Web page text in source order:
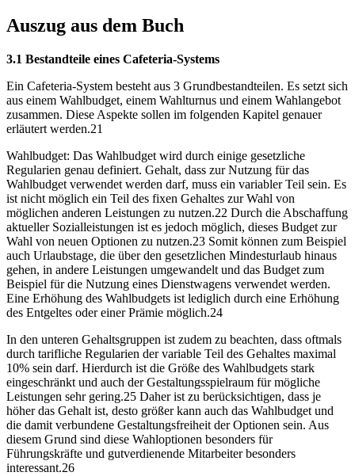
Auszug aus dem Buch
3.1 Bestandteile eines Cafeteria-Systems
Ein Cafeteria-System besteht aus 3 Grundbestandteilen. Es setzt sich
aus einem Wahlbudget, einem Wahlturnus und einem Wahlangebot
zusammen. Diese Aspekte sollen im folgenden Kapitel genauer
erläutert werden.21
Wahlbudget: Das Wahlbudget wird durch einige gesetzliche
Regularien genau definiert. Gehalt, dass zur Nutzung für das
Wahlbudget verwendet werden darf, muss ein variabler Teil sein. Es
ist nicht möglich ein Teil des fixen Gehaltes zur Wahl von
möglichen anderen Leistungen zu nutzen.22 Durch die Abschaffung
aktueller Sozialleistungen ist es jedoch möglich, dieses Budget zur
Wahl von neuen Optionen zu nutzen.23 Somit können zum Beispiel
auch Urlaubstage, die über den gesetzlichen Mindesturlaub hinaus
gehen, in andere Leistungen umgewandelt und das Budget zum
Beispiel für die Nutzung eines Dienstwagens verwendet werden.
Eine Erhöhung des Wahlbudgets ist lediglich durch eine Erhöhung
des Entgeltes oder einer Prämie möglich.24
In den unteren Gehaltsgruppen ist zudem zu beachten, dass oftmals
durch tarifliche Regularien der variable Teil des Gehaltes maximal
10% sein darf. Hierdurch ist die Größe des Wahlbudgets stark
eingeschränkt und auch der Gestaltungsspielraum für mögliche
Leistungen sehr gering.25 Daher ist zu berücksichtigen, dass je
höher das Gehalt ist, desto größer kann auch das Wahlbudget und
die damit verbundene Gestaltungsfreiheit der Optionen sein. Aus
diesem Grund sind diese Wahloptionen besonders für
Führungskräfte und gutverdienende Mitarbeiter besonders
interessant.26